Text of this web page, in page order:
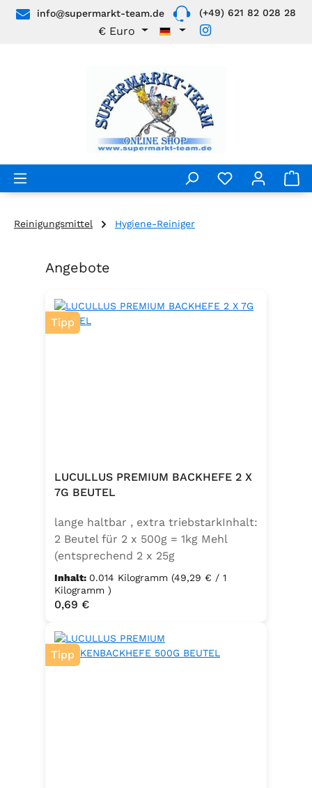
Zum Hauptinhalt springen
info@supermarkt-team.de (+49) 621 82 028 28
€ Euro
Reinigungsmittel Hygiene-Reiniger
Produktgalerie überspringen
Angebote
Tipp
LUCULLUS PREMIUM BACKHEFE 2 X
7G BEUTEL
lange haltbar , extra triebstarkInhalt:
2 Beutel für 2 x 500g = 1kg Mehl
(entsprechend 2 x 25g
Frischhefe)Zutaten: Trockenbackhefe
, Emulgator E491 (Unter
Schutzatmosphäre verpackt)
Inhalt: 0.014 Kilogramm (49,29 € / 1
Kilogramm )
Regulärer Preis:
0,69 €
Tipp